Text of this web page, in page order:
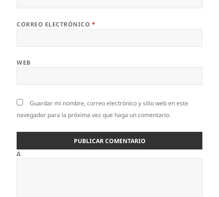
CORREO ELECTRÓNICO *
WEB
Guardar mi nombre, correo electrónico y sitio web en este
navegador para la próxima vez que haga un comentario.
Δ